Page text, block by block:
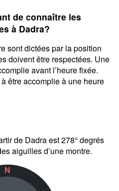
de connaître les
à Dadra?
sont dictées par la position
doivent être respectées. Une
avant l’heure fixée.
être accomplie à une heure
de Dadra est 278° degrés
aiguilles d’une montre.
N